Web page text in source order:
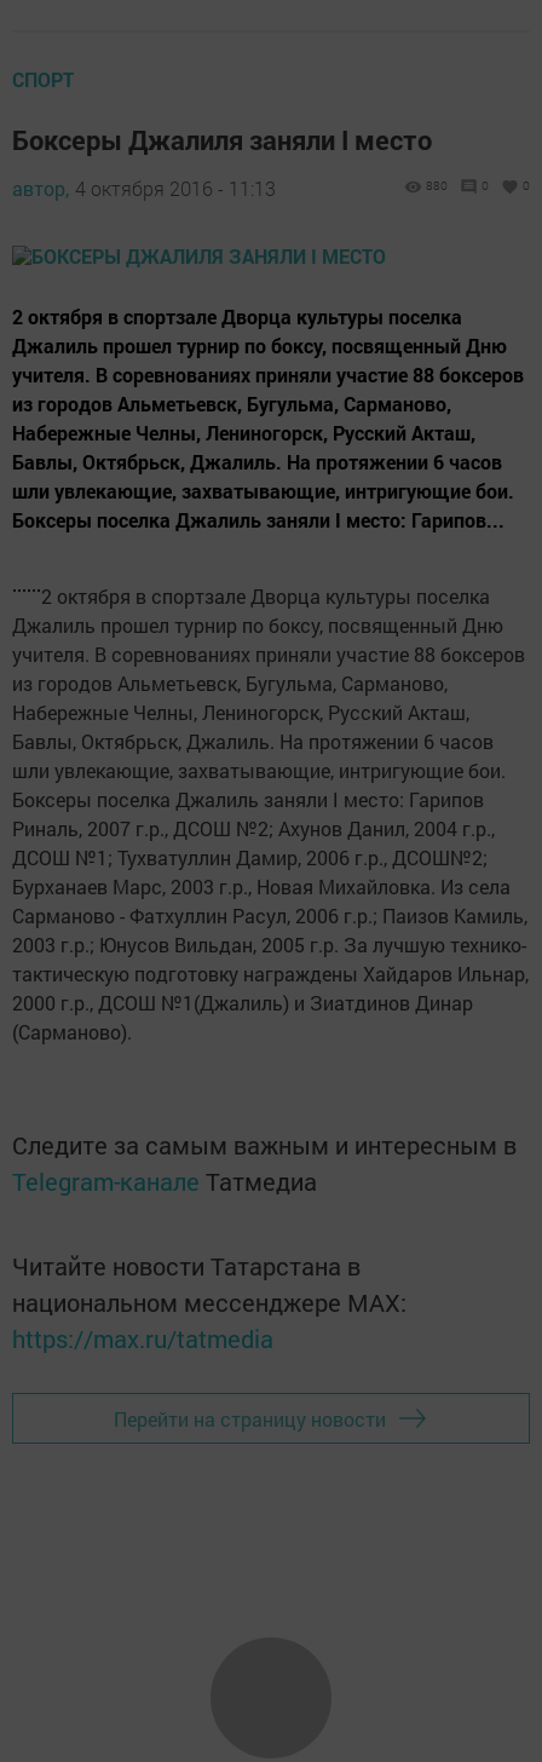
СПОРТ
Боксеры Джалиля заняли I место
автор, 4 октября 2016 - 11:13 880 0 0
2 октября в спортзале Дворца культуры поселка
Джалиль прошел турнир по боксу, посвященный Дню
учителя. В соревнованиях приняли участие 88 боксеров
из городов Альметьевск, Бугульма, Сарманово,
Набережные Челны, Лениногорск, Русский Акташ,
Бавлы, Октябрьск, Джалиль. На протяжении 6 часов
шли увлекающие, захватывающие, интригующие бои.
Боксеры поселка Джалиль заняли I место: Гарипов...
2 октября в спортзале Дворца культуры поселка
Джалиль прошел турнир по боксу, посвященный Дню
учителя. В соревнованиях приняли участие 88 боксеров
из городов Альметьевск, Бугульма, Сарманово,
Набережные Челны, Лениногорск, Русский Акташ,
Бавлы, Октябрьск, Джалиль. На протяжении 6 часов
шли увлекающие, захватывающие, интригующие бои.
Боксеры поселка Джалиль заняли I место: Гарипов
Риналь, 2007 г.р., ДСОШ №2; Ахунов Данил, 2004 г.р.,
ДСОШ №1; Тухватуллин Дамир, 2006 г.р., ДСОШ№2;
Бурханаев Марс, 2003 г.р., Новая Михайловка. Из села
Сарманово - Фатхуллин Расул, 2006 г.р.; Паизов Камиль,
2003 г.р.; Юнусов Вильдан, 2005 г.р. За лучшую технико-
тактическую подготовку награждены Хайдаров Ильнар,
2000 г.р., ДСОШ №1(Джалиль) и Зиатдинов Динар
(Сарманово).
Следите за самым важным и интересным в
Telegram-канале Татмедиа
Читайте новости Татарстана в
национальном мессенджере MАХ:
https://max.ru/tatmedia
Перейти на страницу новости